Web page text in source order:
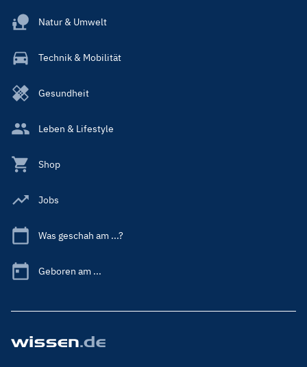
Natur & Umwelt
Technik & Mobilität
Gesundheit
Leben & Lifestyle
Shop
Jobs
Was geschah am ...?
Geboren am ...